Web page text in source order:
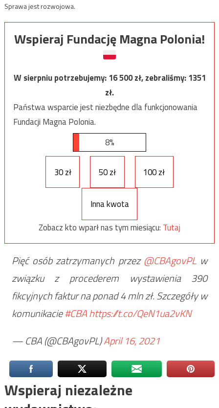
Sprawa jest rozwojowa.
Wspieraj Fundację Magna Polonia!
W sierpniu potrzebujemy:16 500zł, zebraliśmy:1351
zł.
Państwa wsparcie jest niezbędne dla funkcjonowania
Fundacji Magna Polonia.
8%
30 zł 50 zł 100 zł
Inna kwota
Zobacz kto wparł nas tym miesiącu: Tutaj
Pięć osób zatrzymanych przez@CBAgovPLw
związku z procederem wystawienia 390
fikcyjnych faktur na ponad 4 mln zł. Szczegóły w
komunikacie#CBAhttps://t.co/QeN1ua2vKN
— CBA (@CBAgovPL)April 16, 2021
Wspieraj niezależne